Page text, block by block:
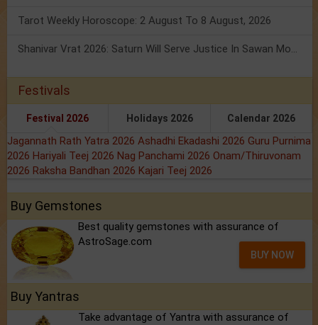
Tarot Weekly Horoscope: 2 August To 8 August, 2026
Shanivar Vrat 2026: Saturn Will Serve Justice In Sawan Month!
Festivals
Festival 2026 Holidays 2026 Calendar 2026
Jagannath Rath Yatra 2026 Ashadhi Ekadashi 2026 Guru Purnima
2026 Hariyali Teej 2026 Nag Panchami 2026 Onam/Thiruvonam
2026 Raksha Bandhan 2026 Kajari Teej 2026
Buy Gemstones
Best quality gemstones with assurance of
AstroSage.com
BUY NOW
Buy Yantras
Take advantage of Yantra with assurance of